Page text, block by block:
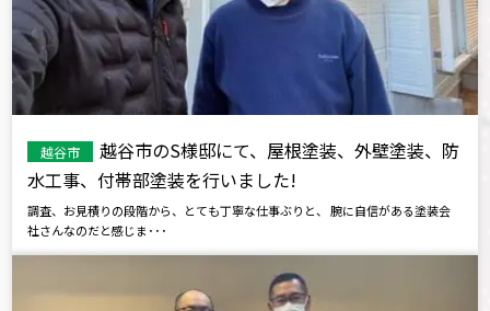
越谷市
越谷市のS様邸にて、屋根塗装、外壁塗装、防
水工事、付帯部塗装を行いました!
調査、お見積りの段階から、とても丁寧な仕事ぶりと、 腕に自信がある塗装会
社さんなのだと感じま･･･